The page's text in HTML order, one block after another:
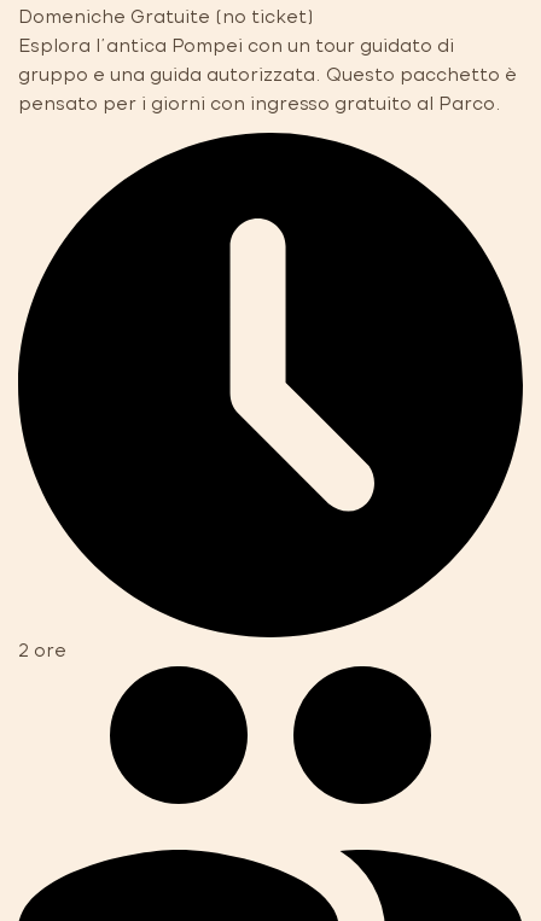
Domeniche Gratuite (no ticket)
Esplora l'antica Pompei con un tour guidato di
gruppo e una guida autorizzata. Questo pacchetto è
pensato per i giorni con ingresso gratuito al Parco.
2 ore